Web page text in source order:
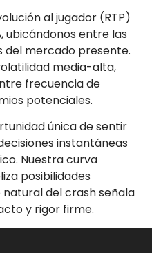
al jugador (RTP)
ubicándonos entre las
mercado presente.
media-alta,
frecuencia de
potenciales.
única de sentir
instantáneas
Nuestra curva
posibilidades
del crash señala
y rigor firme.